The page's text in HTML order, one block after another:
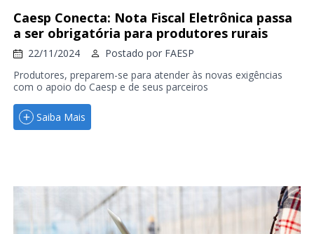
Caesp Conecta: Nota Fiscal Eletrônica passa
a ser obrigatória para produtores rurais
22/11/2024 Postado por FAESP
Produtores, preparem-se para atender às novas exigências
com o apoio do Caesp e de seus parceiros
Saiba Mais